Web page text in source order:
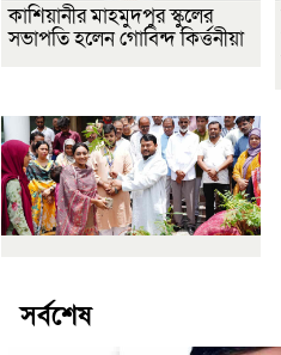
কাশিয়ানীর মাহমুদপুর স্কুলের
সভাপতি হলেন গোবিন্দ কির্ত্তনীয়া
সর্বশেষ